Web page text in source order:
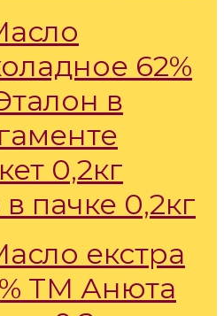
62%
в
0,2кг
пачке 0,2кг
екстра
ТМ Анюта